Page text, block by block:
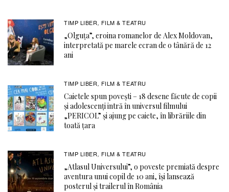
TIMP LIBER, FILM & TEATRU
„Olguța”, eroina romanelor de Alex Moldovan,
interpretată pe marele ecran de o tânără de 12
ani
TIMP LIBER, FILM & TEATRU
Caietele spun povești – 18 desene făcute de copii
și adolescenți intră în universul filmului
„PERICOL” și ajung pe caiete, în librăriile din
toată țara
TIMP LIBER, FILM & TEATRU
„Atlasul Universului”, o poveste premiată despre
aventura unui copil de 10 ani, își lansează
posterul și trailerul în România